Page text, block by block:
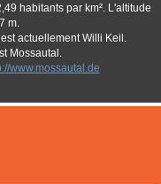
habitants par km². L'altitude
m.
actuellement Willi Keil.
Mossautal.
www.mossautal.de